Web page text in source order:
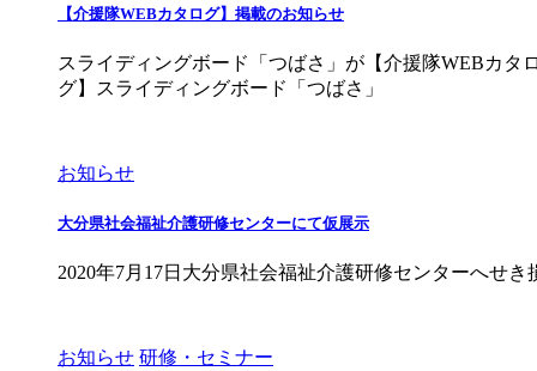
【介援隊WEBカタログ】掲載のお知らせ
スライディングボード「つばさ」が【介援隊WEBカ
グ】スライディングボード「つばさ」
お知らせ
大分県社会福祉介護研修センターにて仮展示
2020年7月17日大分県社会福祉介護研修センターへせ
お知らせ 研修・セミナー